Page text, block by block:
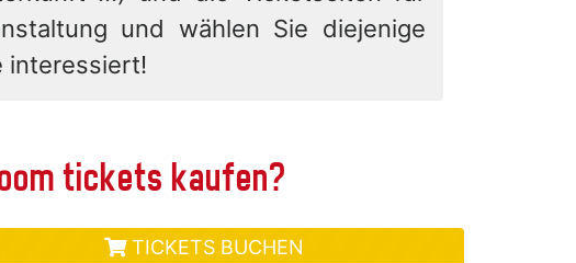
und wählen Sie diejenige
interessiert!
tickets kaufen?
TICKETS BUCHEN